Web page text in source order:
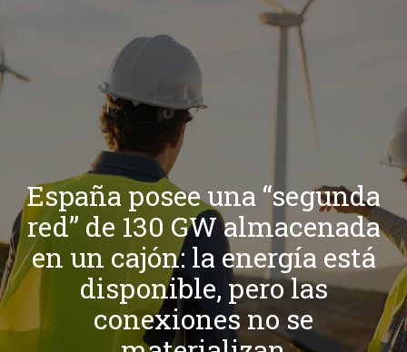
España posee una “segunda
red” de 130 GW almacenada
en un cajón: la energía está
disponible, pero las
conexiones no se